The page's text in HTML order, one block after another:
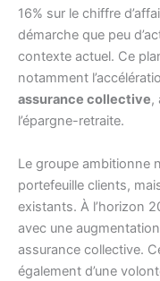
16% sur le chiffre
démarche que peu
contexte actuel. Ce
notamment
assurance collective,
l’épargne-retraite.
Le groupe ambitionne
portefeuille clients,
existants. À l’horizon
avec une
assurance collective.
également d’une